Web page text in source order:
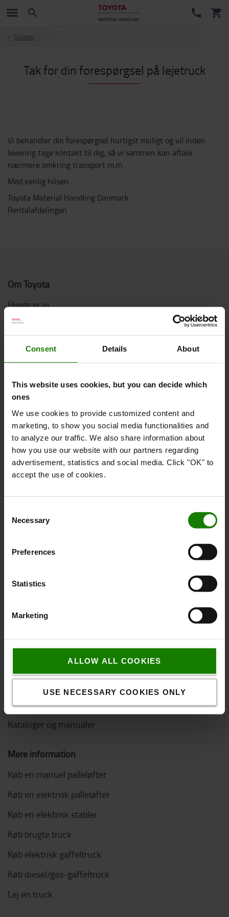
Consent Details About
This website uses cookies, but you can decide which
ones
We use cookies to provide customized content and
marketing, to show you social media functionalities and
to analyze our traffic. We also share information about
how you use our website with our partners regarding
advertisement, statistics and social media. Click "OK" to
accept the use of cookies.
Selection
Necessary
Preferences
Statistics
Marketing
ALLOW ALL COOKIES
USE NECESSARY COOKIES ONLY
Guides
Tak for din forespørgsel på lejetruck
Vi behandler din forespørgsel hurtigst muligt og vil inden
levering tage kontakt til dig, så vi sammen kan aftale
nærmere omkring transport m.m.
Med venlig hilsen
Toyota Material Handling Danmark
Rentalafdelingen
Om Toyota
Hvem er vi
Hvorfor vælge Toyota
Kundetilfredshedsundersøgelse
Bæredygtighed
Code of Conduct
Job hos Toyota Material Handling
Online køb
Kontakt os
Fragt & Levering
Leverings- og betalingsbetingelser
FAQs
Nyttige links
Hvorfor vælge en BT palleløfter?
Masteguide
Vælg den rigtige elektriske palleløfter
Kataloger og manualer
Mere information
Køb en manuel palleløfter
Køb en elektrisk palleløfter
Køb en elektrisk stabler
Køb brugte truck
Køb elektrisk gaffeltruck
Køb diesel/gas-gaffeltruck
Lej en truck